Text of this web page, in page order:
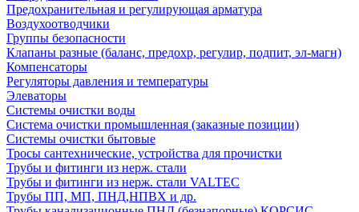
Предохранительная и регулирующая арматура
Воздухоотводчики
Группы безопасности
Клапаны разные (баланс, предохр, регулир, подпит, эл-магн)
Компенсаторы
Регуляторы давления и температуры
Элеваторы
Системы очистки воды
Система очистки промышленная (заказные позиции)
Системы очистки бытовые
Тросы сантехнические, устройства для прочистки
Трубы и фитинги из нерж. стали
Трубы и фитинги из нерж. стали VALTEC
Трубы ПП, МП, ПНД,НПВХ и др.